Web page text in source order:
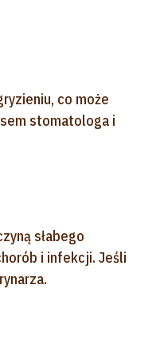
co może
stomatologa i
słabego
i infekcji. Jeśli